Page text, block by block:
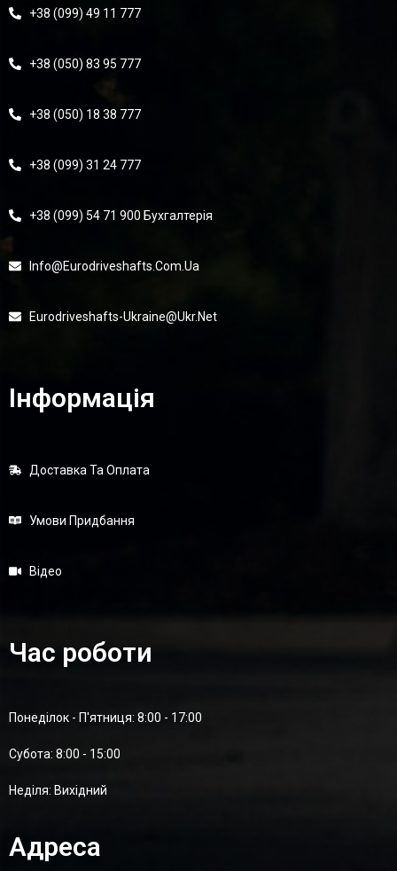
+38 (099) 49 11 777
+38 (050) 83 95 777
+38 (050) 18 38 777
+38 (099) 31 24 777
+38 (099) 54 71 900 Бухгалтерія
Info@eurodriveshafts.com.ua
Eurodriveshafts-Ukraine@ukr.net
Інформація
Доставка Та Оплата
Умови Придбання
Відео
Час роботи
Понеділок - П'ятниця: 8:00 - 17:00
Суботa: 8:00 - 15:00
Неділя: Вихідний
Адреса